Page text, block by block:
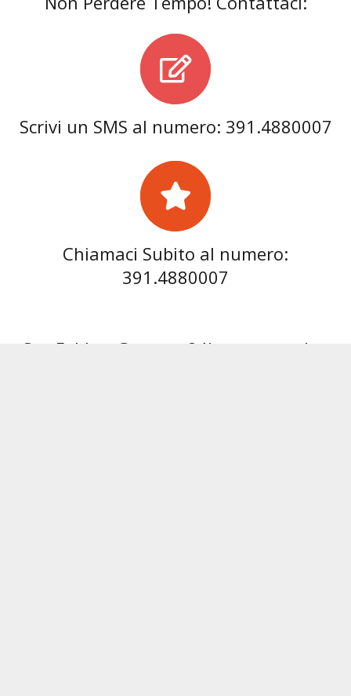
Scrivi un SMS al numero: 391.4880007
Chiamaci Subito al numero:
391.4880007
Sos Fabbro Gessate 24h opera anche: